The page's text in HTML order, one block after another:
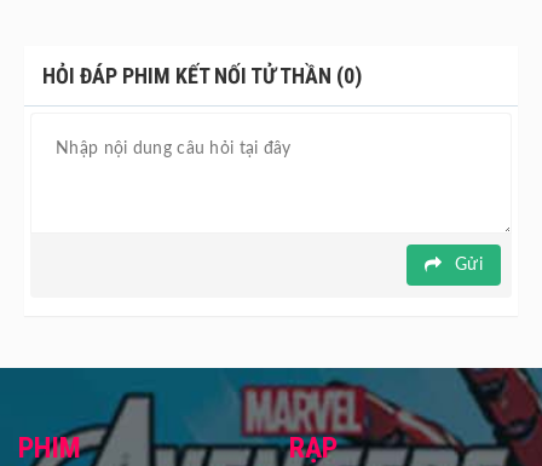
HỎI ĐÁP PHIM KẾT NỐI TỬ THẦN (0)
Gửi
PHIM RẠP